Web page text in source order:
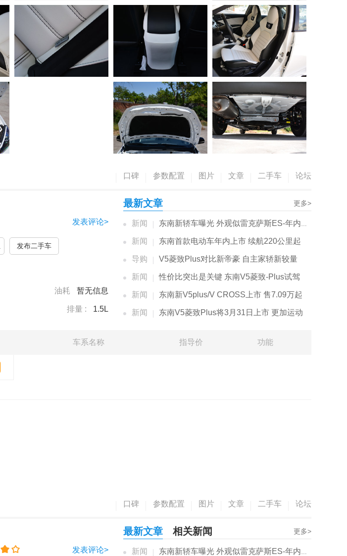
口碑 参数配置 图片 文章 二手车 论坛
发表评论>
发布二手车
油耗 暂无信息
排量 : 1.5L
最新文章 更多>
新闻 东南新轿车曝光 外观似雷克萨斯ES-年内就能...
新闻 东南首款电动车年内上市 续航220公里起
导购 V5菱致Plus对比新帝豪 自主家轿新较量
新闻 性价比突出是关键 东南V5菱致-Plus试驾
新闻 东南新V5plus/V CROSS上市 售7.09万起
新闻 东南V5菱致Plus将3月31日上市 更加运动
车系名称 指导价 功能
口碑 参数配置 图片 文章 二手车 论坛
发表评论>
最新文章 相关新闻 更多>
新闻 东南新轿车曝光 外观似雷克萨斯ES-年内就能...